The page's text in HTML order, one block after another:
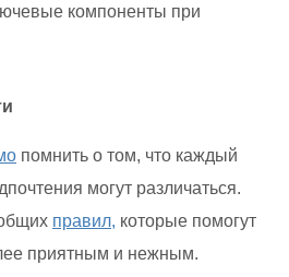
компоненты при
помнить о том, что каждый
могут различаться.
правил, которые помогут
приятным и нежным.